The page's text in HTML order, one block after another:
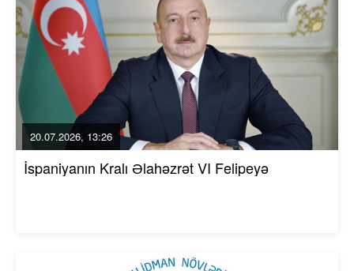
20.07.2026, 13:26
İspaniyanın Kralı Əlahəzrət VI Felipeyə